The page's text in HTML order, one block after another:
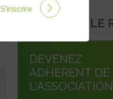
REJOINDRE LE
DEVENEZ
ADHÉRENT DE
L'ASSOCIATION
S'inscrire